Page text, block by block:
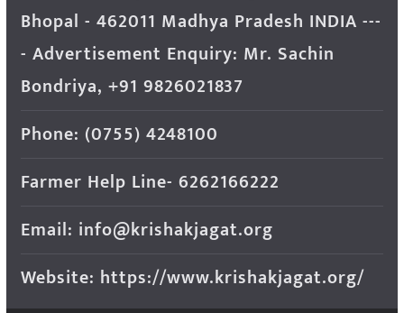
Bhopal - 462011 Madhya Pradesh INDIA ---
- Advertisement Enquiry: Mr. Sachin
Bondriya, +91 9826021837
Phone: (0755) 4248100
Farmer Help Line- 6262166222
Email: info@krishakjagat.org
Website: https://www.krishakjagat.org/